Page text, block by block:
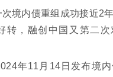
境内债重组成功接近2
转，融创中国又第二次
年11月14日发布境